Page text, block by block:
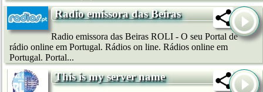
Radio emissora das Beiras
Radio emissora das Beiras ROLI - O seu Portal de
rádio online em Portugal. Rádios on line. Rádios online em
Portugal. Portal...
This is my server name